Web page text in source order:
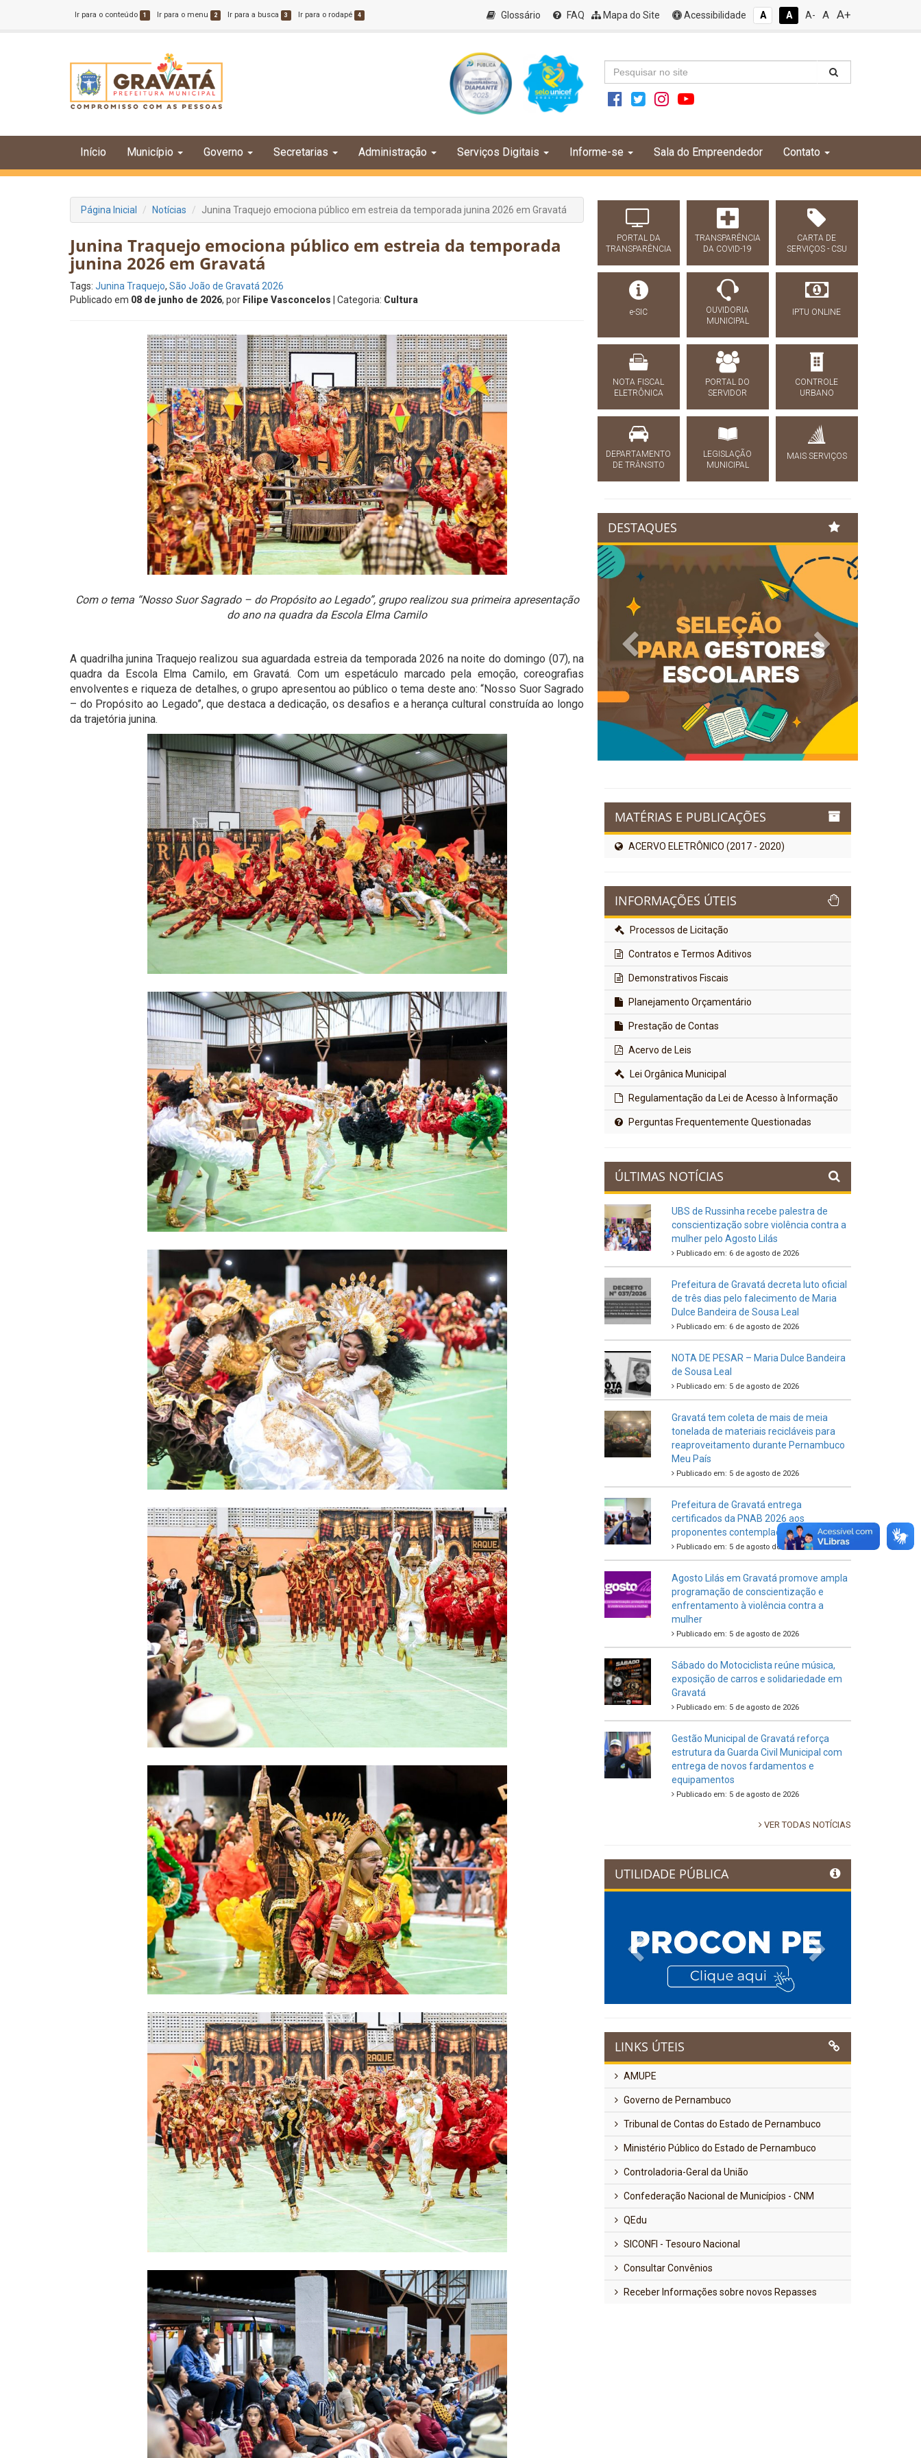
Ir para o conteúdo 1 Ir para o menu 2 Ir para a busca 3 Ir para o rodapé 4 Glossário FAQ Mapa do Site Acessibilidade A A A- A A+
Início Município Governo Secretarias Administração Serviços Digitais Informe-se Sala do Empreendedor Contato
Página Inicial Notícias Junina Traquejo emociona público em estreia da temporada junina 2026 em Gravatá
Junina Traquejo emociona público em estreia da temporada
junina 2026 em Gravatá
Tags: Junina Traquejo, São João de Gravatá 2026
Publicado em 08 de junho de 2026, por Filipe Vasconcelos | Categoria: Cultura
Com o tema “Nosso Suor Sagrado – do Propósito ao Legado”, grupo realizou sua primeira apresentação
do ano na quadra da Escola Elma Camilo
A quadrilha junina Traquejo realizou sua aguardada estreia da temporada 2026 na noite do domingo (07), na
quadra da Escola Elma Camilo, em Gravatá. Com um espetáculo marcado pela emoção, coreografias
envolventes e riqueza de detalhes, o grupo apresentou ao público o tema deste ano: “Nosso Suor Sagrado
– do Propósito ao Legado”, que destaca a dedicação, os desafios e a herança cultural construída ao longo
da trajetória junina.
PORTAL DA
TRANSPARÊNCIA
TRANSPARÊNCIA
DA COVID-19
CARTA DE
SERVIÇOS - CSU
e-SIC
OUVIDORIA
MUNICIPAL
IPTU ONLINE
NOTA FISCAL
ELETRÔNICA
PORTAL DO
SERVIDOR
CONTROLE
URBANO
DEPARTAMENTO
DE TRÂNSITO
LEGISLAÇÃO
MUNICIPAL
MAIS SERVIÇOS
DESTAQUES
Previous Next
MATÉRIAS E PUBLICAÇÕES
ACERVO ELETRÔNICO (2017 - 2020)
INFORMAÇÕES ÚTEIS
Processos de Licitação
Contratos e Termos Aditivos
Demonstrativos Fiscais
Planejamento Orçamentário
Prestação de Contas
Acervo de Leis
Lei Orgânica Municipal
Regulamentação da Lei de Acesso à Informação
Perguntas Frequentemente Questionadas
ÚLTIMAS NOTÍCIAS
UBS de Russinha recebe palestra de
conscientização sobre violência contra a
mulher pelo Agosto Lilás
Publicado em: 6 de agosto de 2026
Prefeitura de Gravatá decreta luto oficial
de três dias pelo falecimento de Maria
Dulce Bandeira de Sousa Leal
Publicado em: 6 de agosto de 2026
NOTA DE PESAR – Maria Dulce Bandeira
de Sousa Leal
Publicado em: 5 de agosto de 2026
Gravatá tem coleta de mais de meia
tonelada de materiais recicláveis para
reaproveitamento durante Pernambuco
Meu País
Publicado em: 5 de agosto de 2026
Prefeitura de Gravatá entrega
certificados da PNAB 2026 aos
proponentes contemplados no Ciclo 2
Publicado em: 5 de agosto de 2026
Agosto Lilás em Gravatá promove ampla
programação de conscientização e
enfrentamento à violência contra a
mulher
Publicado em: 5 de agosto de 2026
Sábado do Motociclista reúne música,
exposição de carros e solidariedade em
Gravatá
Publicado em: 5 de agosto de 2026
Gestão Municipal de Gravatá reforça
estrutura da Guarda Civil Municipal com
entrega de novos fardamentos e
equipamentos
Publicado em: 5 de agosto de 2026
VER TODAS NOTÍCIAS
UTILIDADE PÚBLICA
Previous
LINKS ÚTEIS
AMUPE
Governo de Pernambuco
Tribunal de Contas do Estado de Pernambuco
Ministério Público do Estado de Pernambuco
Controladoria-Geral da União
Confederação Nacional de Municípios - CNM
QEdu
SICONFI - Tesouro Nacional
Consultar Convênios
Receber Informações sobre novos Repasses